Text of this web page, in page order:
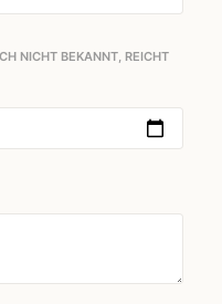
NICHT BEKANNT, REICHT